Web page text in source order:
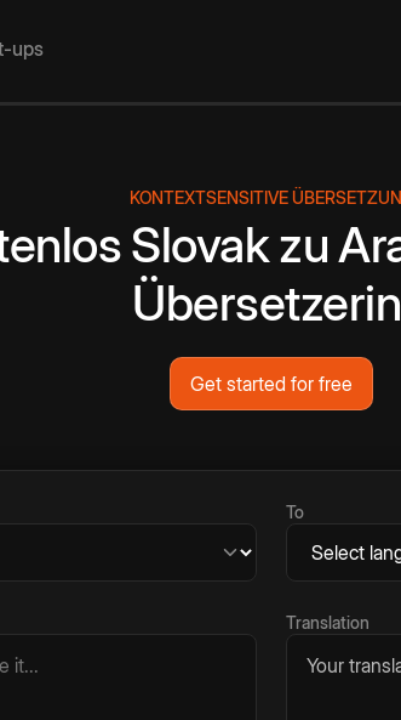
ups
KONTEXTSENSITIVE
Slovakzu
Übersetzerin
Get started for free
To
Translation
Your